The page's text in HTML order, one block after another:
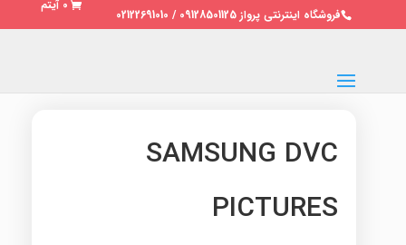
فروشگاه اینترنتی پرواز 09128501125 / 02122691010
0 آیتم
SAMSUNG DVC
PICTURES